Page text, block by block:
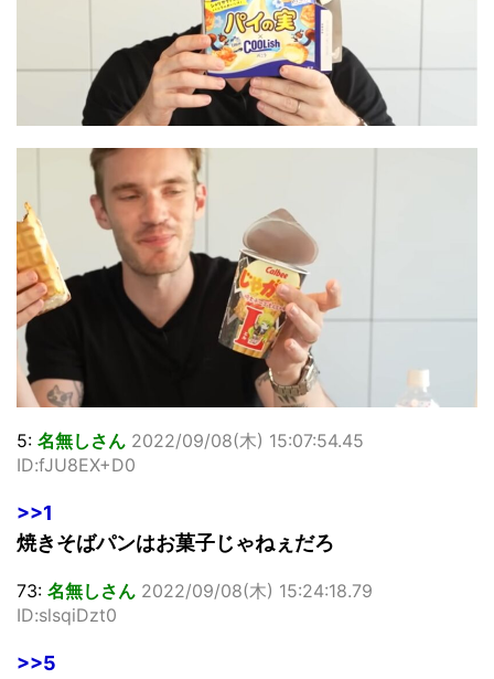
5: 名無しさん 2022/09/08(木) 15:07:54.45
ID:fJU8EX+D0
>>1
焼きそばパンはお菓子じゃねぇだろ
73: 名無しさん 2022/09/08(木) 15:24:18.79
ID:slsqiDzt0
>>5